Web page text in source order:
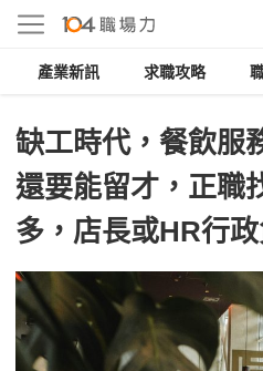
產業新訊 求職攻略
缺工時代，餐飲服
還要能留才，正職
多，店長或HR行